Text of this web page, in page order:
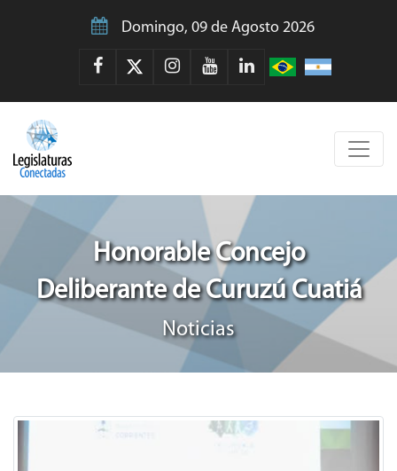
Domingo, 09 de Agosto 2026
Honorable Concejo
Deliberante de Curuzú Cuatiá
Noticias